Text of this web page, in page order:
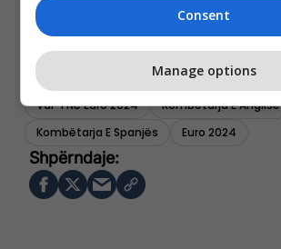
Var-I Në Euro 2024
Kombëtarja E Anglisë
Kombëtarja E Spanjës
Euro 2024
Consent
Manage options